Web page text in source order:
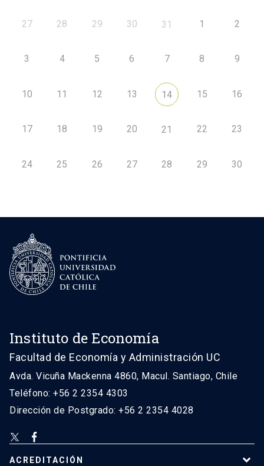
27 28 29 30 31 1 2
3 4 5 6 7 8 9
10 11 12 13 14 15 16
17 18 19 20 21 22 23
24 25 26 27 28 29 30
Instituto de Economía
Facultad de Economía y Administración UC
Avda. Vicuña Mackenna 4860, Macul. Santiago, Chile
Teléfono: +56 2 2354 4303
Dirección de Postgrado: +56 2 2354 4028
ACREDITACIÓN